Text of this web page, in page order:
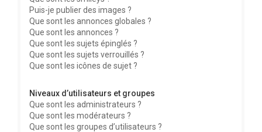
Puis-je publier des images ?
Que sont les annonces globales ?
Que sont les annonces ?
Que sont les sujets épinglés ?
Que sont les sujets verrouillés ?
Que sont les icônes de sujet ?
Niveaux d’utilisateurs et groupes
Que sont les administrateurs ?
Que sont les modérateurs ?
Que sont les groupes d’utilisateurs ?